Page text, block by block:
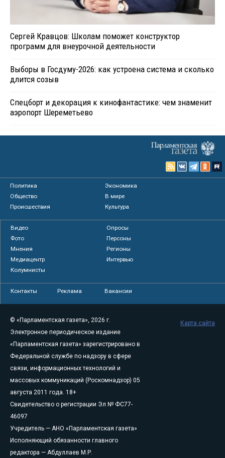
Сергей Кравцов: Школам поможет конструктор
программ для внеурочной деятельности
Выборы в Госдуму-2026: как устроена система и сколько
длится созыв
Спецборт и декорация к кинофантастике: чем знаменит
аэропорт Шереметьево
Политика
Экономика
Общество
В мире
Происшествия
Культура
Видео
Опросы
Фото
Персоны
Мнения
Регионы
Медиацентр
Интервью
Колумнисты
Контакты Реклама Вакансии
© «Парламентская газета», 2026 г.
Электронное периодическое издание
«Парламентская газета» зарегистрировано в
Федеральной службе по надзору в сфере
связи, информационных технологий и
массовых коммуникаций (Роскомнадзор) 05
августа 2011 года. 18+
Свидетельство о регистрации Эл № ФС77-
46097
Учредитель — АНО «Парламентская газета»
Исполняющий обязанности главного
редактора — Абдуллаев М.Р.
Карта сайта